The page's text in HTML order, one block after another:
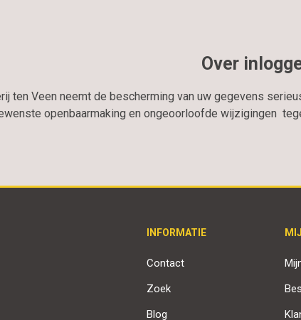
Over
ten Veen neemt de bescherming van uw gegevens
openbaarmaking en ongeoorloofde wijzigingen
INFORMATIE
Contact
Zoek
Blog